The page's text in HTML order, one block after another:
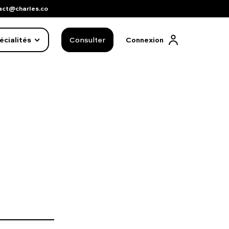
Consulter Connexion